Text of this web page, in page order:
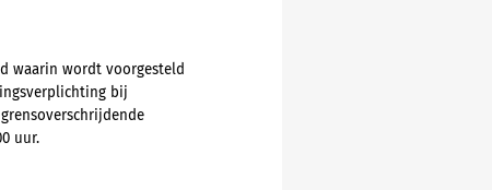
waarin wordt voorgesteld
bij
uur.